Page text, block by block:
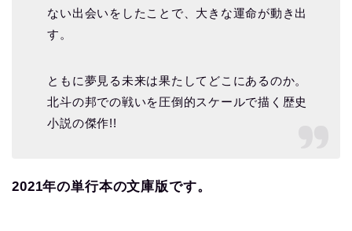
ない出会いをしたことで、大きな運命が動き出
す。
ともに夢見る未来は果たしてどこにあるのか。
北斗の邦での戦いを圧倒的スケールで描く歴史
小説の傑作!!
2021年の単行本の文庫版です。